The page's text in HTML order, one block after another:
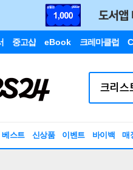
중고샵 eBook 크레마클럽
베스트 신상품 이벤트 바이백 매